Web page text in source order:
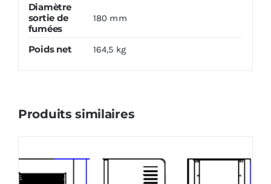
Diamètre
sortie de
fumées
180 mm
Poids net 164,5 kg
Produits similaires